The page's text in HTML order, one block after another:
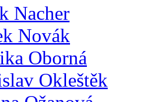
Nacher
Novák
Oborná
Okleštěk